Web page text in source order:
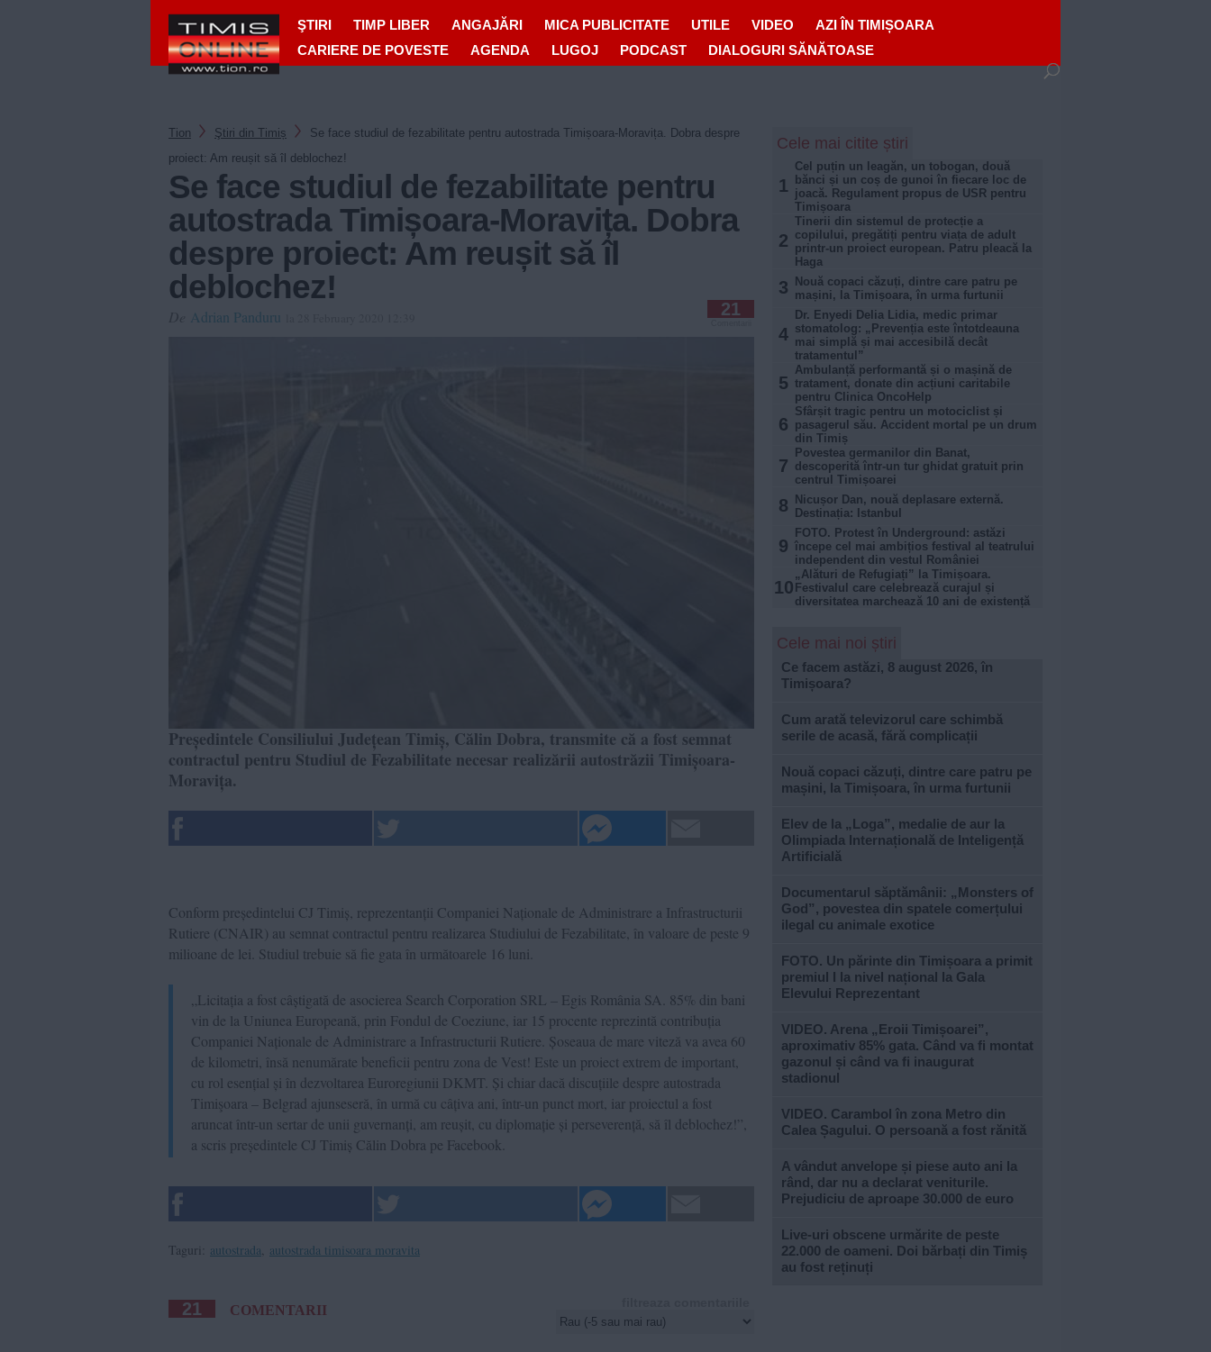
ŞTIRI TIMP LIBER ANGAJĂRI MICA PUBLICITATE UTILE VIDEO
AZI ÎN TIMIȘOARA
CARIERE DE POVESTE
AGENDA LUGOJ PODCAST DIALOGURI SĂNĂTOASE
Tion Ştiri din Timiș
Se face studiul de fezabilitate pentru autostrada Timișoara-Moravița. Dobra despre
proiect: Am reușit să îl deblochez!
Se face studiul de fezabilitate pentru
autostrada Timișoara-Moravița. Dobra
despre proiect: Am reușit să îl
deblochez!
Adrian Panduru 21
Președintele Consiliului Județean Timiș, Călin Dobra, transmite că a fost semnat
contractul pentru Studiul de Fezabilitate necesar realizării autostrăzii Timișoara-
Moravița.
Conform președintelui CJ Timiș, reprezentanții Companiei Naționale de Administrare a Infrastructurii
Rutiere (CNAIR) au semnat contractul pentru realizarea Studiului de Fezabilitate, în valoare de peste 9
milioane de lei. Studiul trebuie să fie gata în următoarele 16 luni.
„Licitația a fost câștigată de asocierea Search Corporation SRL – Egis România SA. 85% din bani
vin de la Uniunea Europeană, prin Fondul de Coeziune, iar 15 procente reprezintă contribuția
Companiei Naționale de Administrare a Infrastructurii Rutiere. Șoseaua de mare viteză va avea 60
de kilometri, însă nenumărate beneficii pentru zona de Vest! Este un proiect extrem de important,
cu rol esențial și în dezvoltarea Euroregiunii DKMT. Și chiar dacă discuțiile despre autostrada
Timişoara – Belgrad ajunseseră, în urmă cu câțiva ani, într-un punct mort, iar proiectul a fost
aruncat într-un sertar de unii guvernanți, am reușit, cu diplomație și perseverență, să îl deblochez!”,
a scris președintele CJ Timiș Călin Dobra pe Facebook.
Taguri: autostrada autostrada timisoara moravita
21 COMENTARII
Cele mai citite știri
1
Cel puțin un leagăn, un tobogan, două
bănci și un coș de gunoi în fiecare loc de
joacă. Regulament propus de USR pentru
Timișoara
2
Tinerii din sistemul de protecție a
copilului, pregătiți pentru viața de adult
printr-un proiect european. Patru pleacă la
Haga
3
Nouă copaci căzuți, dintre care patru pe
mașini, la Timișoara, în urma furtunii
4
Dr. Enyedi Delia Lidia, medic primar
stomatolog: „Prevenția este întotdeauna
mai simplă și mai accesibilă decât
tratamentul”
5
Ambulanță performantă și o mașină de
tratament, donate din acțiuni caritabile
pentru Clinica OncoHelp
6
Sfârșit tragic pentru un motociclist și
pasagerul său. Accident mortal pe un drum
din Timiș
7
Povestea germanilor din Banat,
descoperită într-un tur ghidat gratuit prin
centrul Timișoarei
8
Nicușor Dan, nouă deplasare externă.
Destinația: Istanbul
9
FOTO. Protest în Underground: astăzi
începe cel mai ambițios festival al teatrului
independent din vestul României
10
„Alături de Refugiați” la Timișoara.
Festivalul care celebrează curajul și
diversitatea marchează 10 ani de existență
Cele mai noi știri
Ce facem astăzi, 8 august 2026, în
Timișoara?
Cum arată televizorul care schimbă
serile de acasă, fără complicații
Nouă copaci căzuți, dintre care patru pe
mașini, la Timișoara, în urma furtunii
Elev de la „Loga”, medalie de aur la
Olimpiada Internațională de Inteligență
Artificială
Documentarul săptămânii: „Monsters of
God”, povestea din spatele comerțului
ilegal cu animale exotice
FOTO. Un părinte din Timișoara a primit
premiul I la nivel național la Gala
Elevului Reprezentant
VIDEO. Arena „Eroii Timișoarei”,
aproximativ 85% gata. Când va fi montat
gazonul și când va fi inaugurat
stadionul
VIDEO. Carambol în zona Metro din
Calea Șagului. O persoană a fost rănită
A vândut anvelope și piese auto ani la
rând, dar nu a declarat veniturile.
Prejudiciu de aproape 30.000 de euro
Live-uri obscene urmărite de peste
22.000 de oameni. Doi bărbați din Timiș
au fost reținuți